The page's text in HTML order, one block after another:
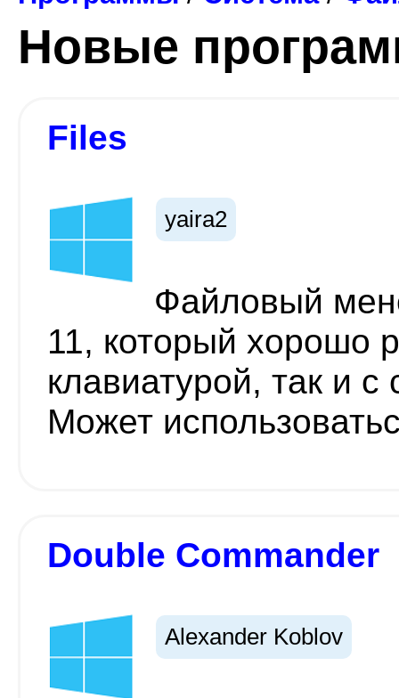
Новые
Files
yaira2
Файловый
11, который хорошо
клавиатурой, так и
Может
Double Commander
Alexander Koblov